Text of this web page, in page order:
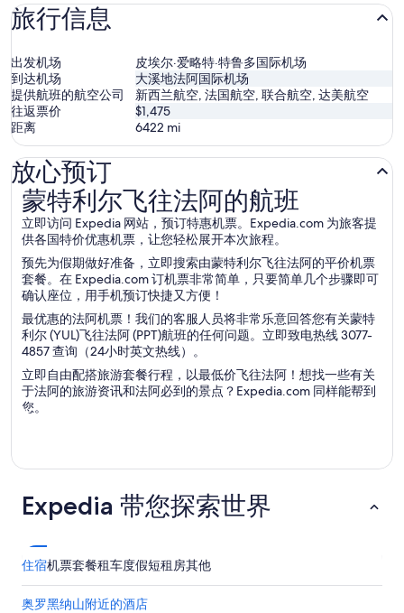
旅行信息
出发机场
皮埃尔·爱略特·特鲁多国际机场
到达机场
大溪地法阿国际机场
提供航班的航空公司
新西兰航空, 法国航空, 联合航空, 达美航空
往返票价
$1,475
距离
6422 mi
放心预订
蒙特利尔飞往法阿的航班
立即访问 Expedia 网站，预订特惠机票。Expedia.com 为旅客提
供各国特价优惠机票，让您轻松展开本次旅程。
预先为假期做好准备，立即搜索由蒙特利尔飞往法阿的平价机票
套餐。在 Expedia.com 订机票非常简单，只要简单几个步骤即可
确认座位，用手机预订快捷又方便！
最优惠的法阿机票！我们的客服人员将非常乐意回答您有关蒙特
利尔 (YUL)飞往法阿 (PPT)航班的任何问题。立即致电热线 3077-
4857 查询（24小时英文热线）。
立即自由配搭旅游套餐行程，以最低价飞往法阿！想找一些有关
于法阿的旅游资讯和法阿必到的景点？Expedia.com 同样能帮到
您。
蒙特利尔飞往法阿的航班
Expedia 带您探索世界
住宿机票套餐租车度假短租房其他
奥罗黑纳山附近的酒店